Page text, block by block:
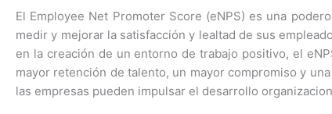
El Employee Net PromoterScore (eNPS) es una
medir y mejorar la satisfacción y lealtad de sus
en la creación de un entorno de trabajo positivo, el e
mayor retención de talento, un mayor compromiso y
las empresas pueden impulsar el desarrollo